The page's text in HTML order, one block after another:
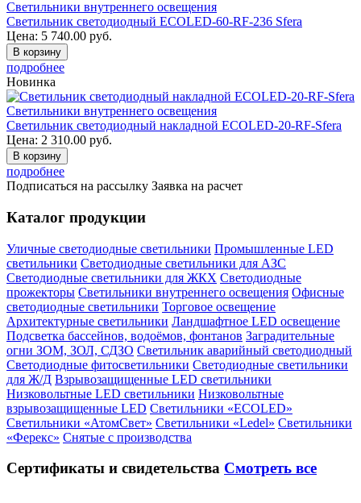
Светильники внутреннего освещения
Светильник светодиодный ECOLED-60-RF-236 Sfera
Цена: 5 740.00 руб.
В корзину
подробнее
Новинка
Светильники внутреннего освещения
Светильник светодиодный накладной ECOLED-20-RF-Sfera
Цена: 2 310.00 руб.
В корзину
подробнее
Подписаться на рассылку Заявка на расчет
Каталог продукции
Уличные светодиодные светильники Промышленные LED
светильники Светодиодные светильники для АЗС
Светодиодные светильники для ЖКХ Светодиодные
прожекторы Светильники внутреннего освещения Офисные
светодиодные светильники Торговое освещение
Архитектурные светильники Ландшафтное LED освещение
Подсветка бассейнов, водоёмов, фонтанов Заградительные
огни ЗОМ, ЗОЛ, СДЗО Светильник аварийный светодиодный
Светодиодные фитосветильники Светодиодные светильники
для Ж/Д Взрывозащищенные LED светильники
Низковольтные LED светильники Низковольтные
взрывозащищенные LED Светильники «ECOLED»
Светильники «АтомСвет» Светильники «Ledel» Светильники
«Ферекс» Снятые с производства
Сертификаты и свидетельства Смотреть все